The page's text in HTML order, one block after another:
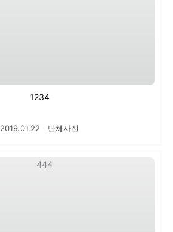
1234
2019.01.22 ㆍ 단체사진